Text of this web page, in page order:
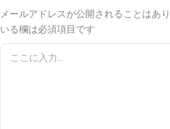
メールアドレスが公開されることはあり
いる欄は必須項目です
こ